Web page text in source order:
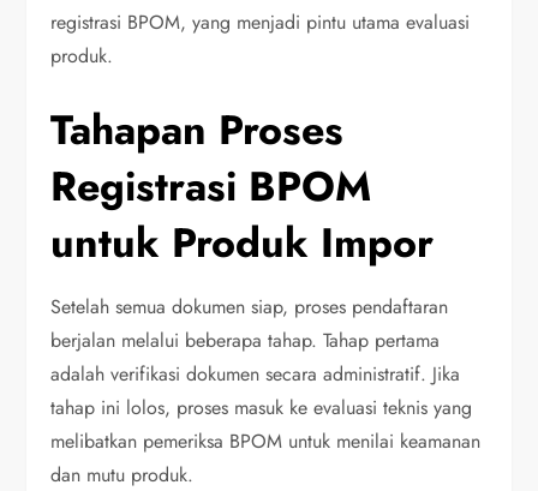
registrasi BPOM, yang menjadi pintu utama evaluasi
produk.
Tahapan Proses
Registrasi BPOM
untuk Produk Impor
Setelah semua dokumen siap, proses pendaftaran
berjalan melalui beberapa tahap. Tahap pertama
adalah verifikasi dokumen secara administratif. Jika
tahap ini lolos, proses masuk ke evaluasi teknis yang
melibatkan pemeriksa BPOM untuk menilai keamanan
dan mutu produk.